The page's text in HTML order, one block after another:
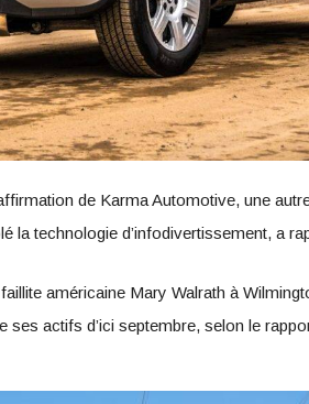
de Karma Automotive, une
la technologie d’infodivertissement, a
américaine Mary Walrath à
ses actifs d’ici septembre, selon le